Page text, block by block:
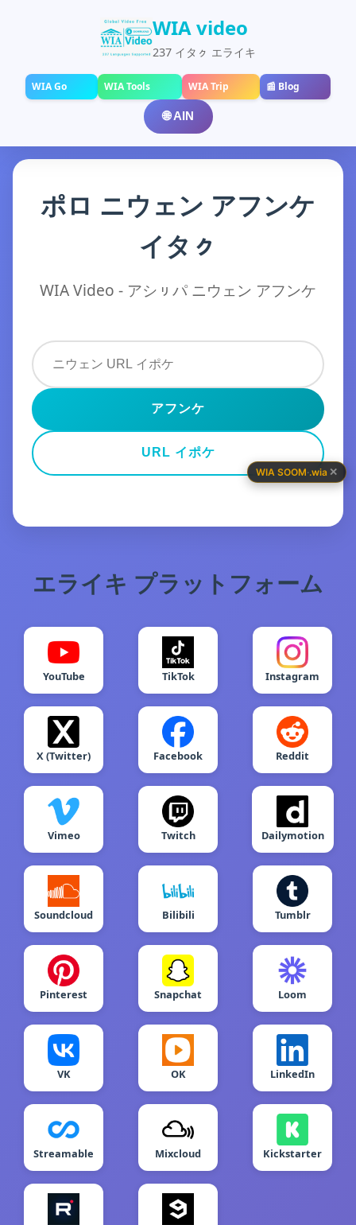
WIA video
237 イタㇰ エライキ
WIA Go WIA Tools WIA Trip 📰 Blog
🌐 AIN
ポロ ニウェン アフンケ
イタㇰ
WIA Video - アシㇼパ ニウェン アフンケ
アフンケ
URL イポケ
エライキ プラットフォーム
YouTube TikTok Instagram
X (Twitter) Facebook Reddit
Vimeo Twitch Dailymotion
Soundcloud Bilibili Tumblr
Pinterest Snapchat Loom
VK OK LinkedIn
Streamable Mixcloud Kickstarter
WIA SOOM·.wia ✕